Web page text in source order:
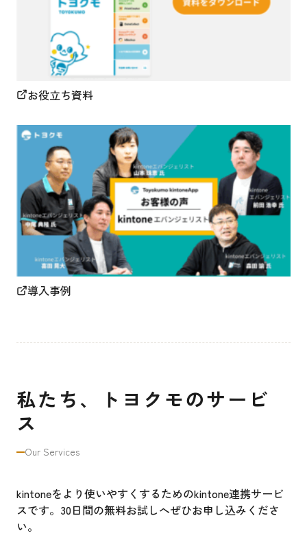
お役立ち資料
導入事例
私たち、トヨクモのサービ
ス
Our Services
kintoneをより使いやすくするためのkintone連携サービ
スです。30日間の無料お試しへぜひお申し込みくださ
い。